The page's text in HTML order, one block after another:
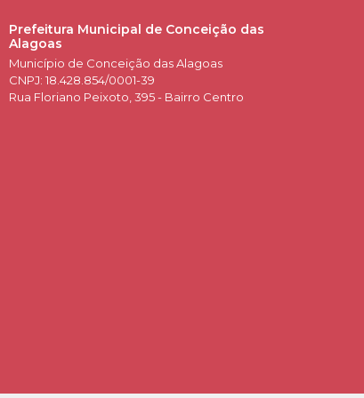
Prefeitura Municipal de Conceição das
Alagoas
Município de Conceição das Alagoas
CNPJ: 18.428.854/0001-39
Rua Floriano Peixoto, 395 - Bairro Centro